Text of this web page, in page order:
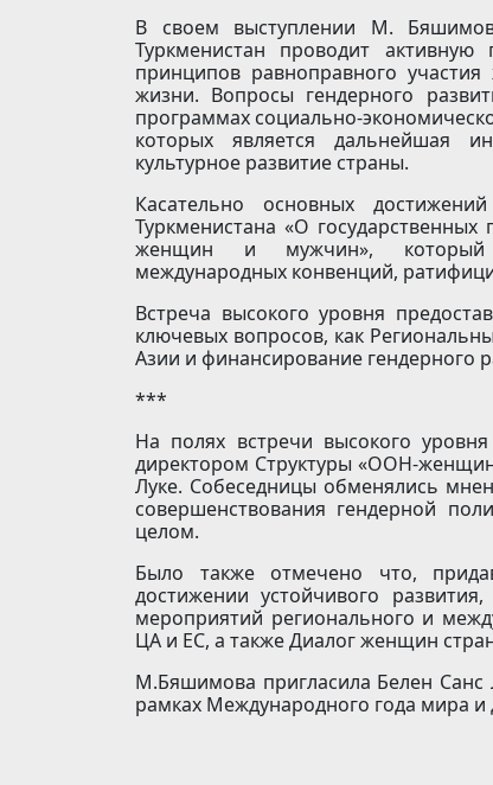
В своем выступлении М.
Туркменистан проводит
принципов равноправного
жизни. Вопросы гендерного
программах социально-
которых является дальнейшая
культурное развитие страны.
Касательно основных
Туркменистана «О
женщин и мужчин», который
международных конвенций,
Встреча высокого уровня
ключевых вопросов, как
Азии и финансирование гендерного
***
На полях встречи высокого
директором Структуры «ООН-
Луке. Собеседницы обменялись
совершенствования гендерной
целом.
Было также отмечено что,
достижении устойчивого
мероприятий регионального и
ЦА и ЕС, а также Диалог женщин
М.Бяшимова пригласила Белен Санс
рамках Международного года мира и